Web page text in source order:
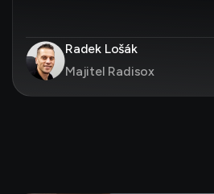
Radek Lošák
Majitel Radisox